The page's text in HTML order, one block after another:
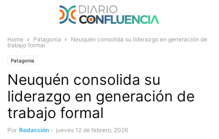
Home Patagonia
Neuquén consolida su liderazgo en generación de
trabajo formal
Patagonia
Neuquén consolida su
liderazgo en generación de
trabajo formal
Por Redacción - jueves 12 de febrero, 2026